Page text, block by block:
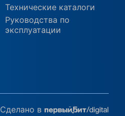
Технические каталоги
Руководства по
эксплуатации
Сделано в